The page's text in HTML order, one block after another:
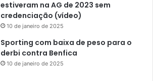
estiveram na AG de 2023 sem
credenciação (vídeo)
10 de janeiro de 2025
Sporting com baixa de peso para o
derbi contra Benfica
10 de janeiro de 2025